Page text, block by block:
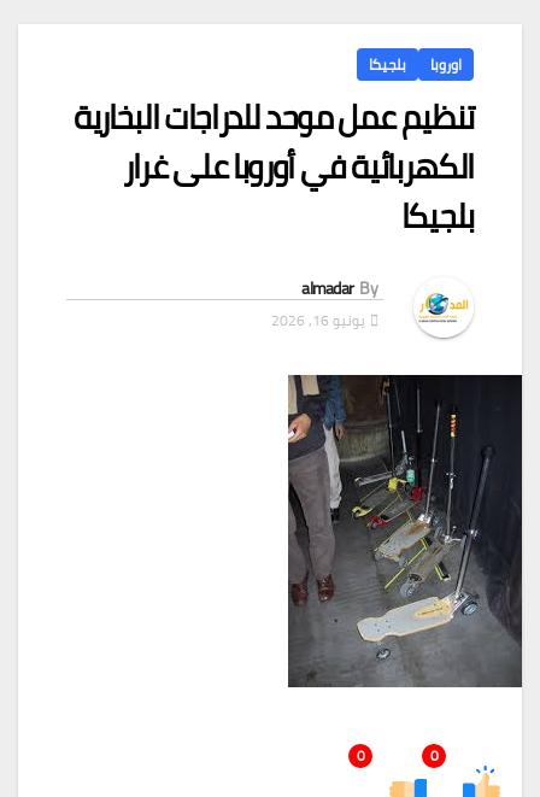
اوروبا بلجيكا
تنظيم عمل موحد للدراجات البخارية
الكهربائية في أوروبا على غرار
بلجيكا
By
almadar
يونيو 16, 2026
0
0